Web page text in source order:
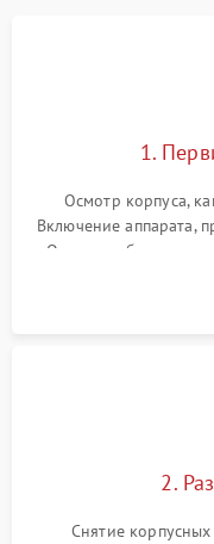
1.
Осмотр корпуса,
Включение аппарата,
Оценка работы
Измерение
2.
Снятие